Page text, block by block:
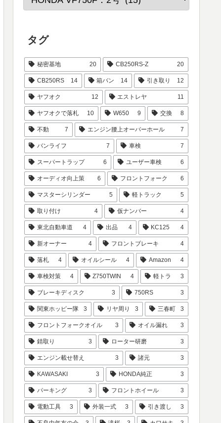
タグ
秘密基地 20 CB250RS-Z 20
CB250RS 14 箱バン 14 引き取り 12
ヤフオク 12 エストレヤ 11
ヤフオクで落札 10 W650 9 交換 8
不動 7 エンジン腰上オーバーホール 7
バンライフ 7 車検 7
スーパートラップ 6 ユーザー車検 6
オーディオ向上策 6 フロントフォーク 6
マスターシリンダー 5 軽トラック 5
取り付け 4 仮ナンバー 4
東北自動車道 4 出品 4 KC125 4
新オーナー 4 フロントブレーキ 4
落札 4 オイルシール 4 Amazon 4
車検対策 4 Z750TWIN 4 軽トラ 3
ブレーキディスク 3 750RS 3
関東ホッピー隊 3 リヤ周り 3 三春町 3
フロントフォークオイル 3 オイル漏れ 3
錆取り 3 ローター研磨 3
エンジン載せ替え 3 諸元 3
KAWASAKI 3 HONDA純正 3
パーキング 3 フロントホイール 3
電動工具 3 外装一式 3 引き渡し 3